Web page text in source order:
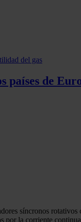
países de
síncronos
la corriente